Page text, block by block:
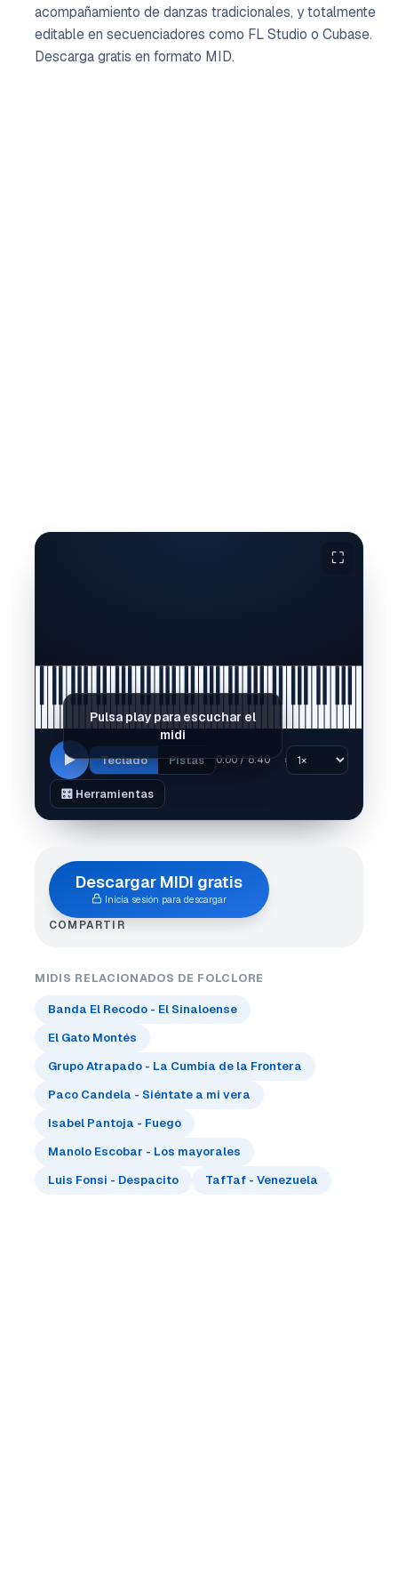
acompañamiento de danzas tradicionales, y totalmente
editable en secuenciadores como FL Studio o Cubase.
Descarga gratis en formato MID.
⛶
Pulsa play para escuchar el
midi
Teclado Pistas 0:00 / 8:40
🎛️ Herramientas
Descargar MIDI gratis
Inicia sesión para descargar
COMPARTIR
MIDIS RELACIONADOS DE FOLCLORE
Banda El Recodo - El Sinaloense
El Gato Montés
Grupo Atrapado - La Cumbia de la Frontera
Paco Candela - Siéntate a mi vera
Isabel Pantoja - Fuego
Manolo Escobar - Los mayorales
Luis Fonsi - Despacito
TafTaf - Venezuela